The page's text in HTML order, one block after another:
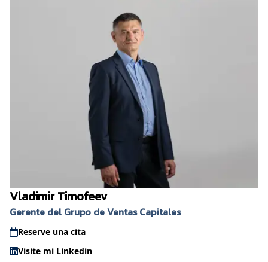
Vladimir Timofeev
Gerente del Grupo de Ventas Capitales
Reserve una cita
Visite mi Linkedin